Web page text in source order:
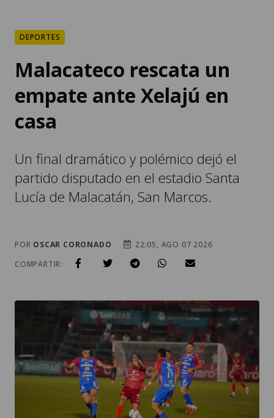
DEPORTES
Malacateco rescata un
empate ante Xelajú en
casa
Un final dramático y polémico dejó el
partido disputado en el estadio Santa
Lucía de Malacatán, San Marcos.
POR OSCAR CORONADO
22:05, AGO 07 2026
COMPARTIR: